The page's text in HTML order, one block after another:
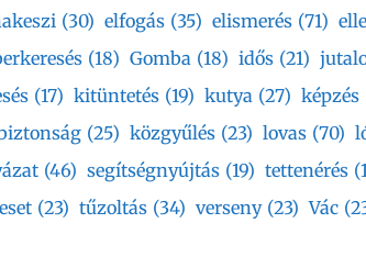
(30) elfogás (35) elismerés (71)
(18) Gomba (18) idős (21)
(17) kitüntetés (19) kutya (27) képzés
(25) közgyűlés (23) lovas (70)
(46) segítségnyújtás (19) tettenérés
(23) tűzoltás (34) verseny (23) Vác